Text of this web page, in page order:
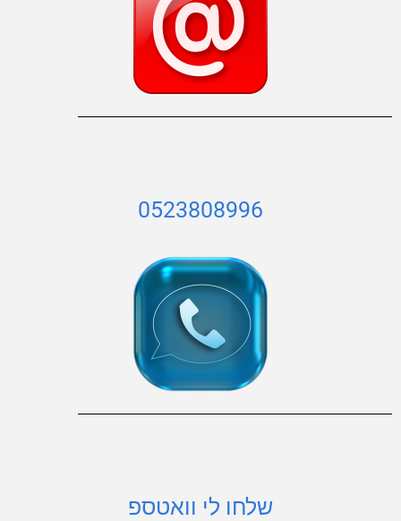
0523808996
שלחו לי וואטספ